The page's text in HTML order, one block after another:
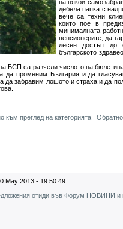
на някои
дебела папка с
вече са техни
които пое в
минималната
пенсионерите, да
лесен достъп до
българското
БСП са разчели числото на
да променим България и да
да забравим лошото и страха и да
към преглед на категорията
May 2013 - 19:50:49
отиди във Форум НОВИНИ и